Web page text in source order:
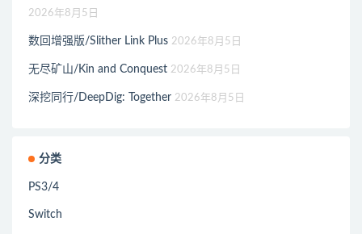
2026年8月5日
数回增强版/Slither Link Plus 2026年8月5日
无尽矿山/Kin and Conquest 2026年8月5日
深挖同行/DeepDig: Together 2026年8月5日
分类
PS3/4
Switch